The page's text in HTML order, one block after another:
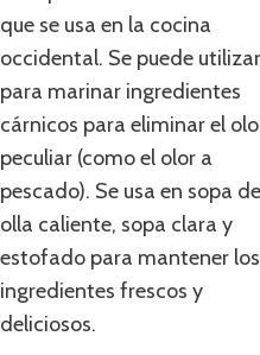
que se usa en la cocina
occidental. Se puede utilizar
para marinar ingredientes
cárnicos para eliminar el
peculiar (como el olor a
pescado). Se usa en sopa de
olla caliente, sopa clara y
estofado para mantener los
ingredientes frescos y
deliciosos.